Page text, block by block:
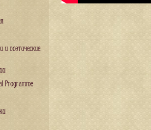
и поэтические
Programme